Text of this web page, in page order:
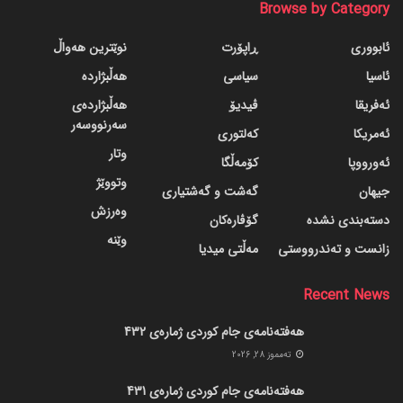
Browse by Category
ئابووری
ئاسیا
ئەفریقا
ئەمریکا
ئەورووپا
جیهان
دسته‌بندی نشده
زانست و تەندرووستی
ڕاپۆرت
سیاسی
ڤیدیۆ
کەلتوری
کۆمەڵگا
گه‌شت و گه‌شتیاری
گۆڤاره‌کان
مەڵتی میدیا
نوێترین هەواڵ
هەڵبژاردە
هەڵبژاردەی
سەرنووسەر
وتار
وتووێژ
وەرزش
وێنە
Recent News
هەفتەنامەی جام کوردی ژمارەی 432
ته‌مموز 28, 2026
هەفتەنامەی جام کوردی ژمارەی 431